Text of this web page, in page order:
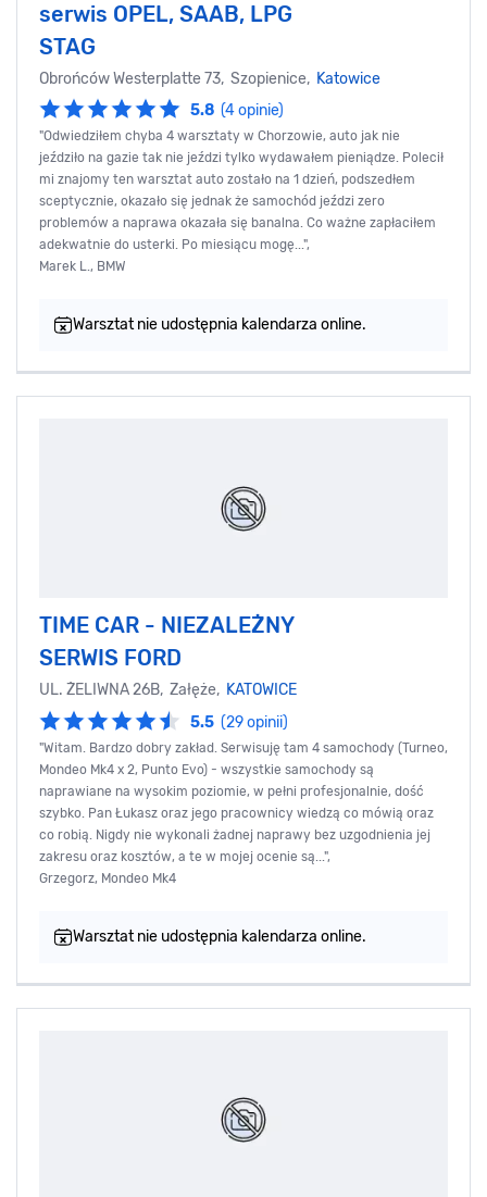
serwis OPEL, SAAB, LPG
STAG
Obrońców Westerplatte 73, Szopienice, Katowice
5.8 (4 opinie)
"Odwiedziłem chyba 4 warsztaty w Chorzowie, auto jak nie
jeździło na gazie tak nie jeździ tylko wydawałem pieniądze. Polecił
mi znajomy ten warsztat auto zostało na 1 dzień, podszedłem
sceptycznie, okazało się jednak że samochód jeździ zero
problemów a naprawa okazała się banalna. Co ważne zapłaciłem
adekwatnie do usterki. Po miesiącu mogę...",
Marek L., BMW
Warsztat nie udostępnia kalendarza online.
TIME CAR - NIEZALEŻNY
SERWIS FORD
UL. ŻELIWNA 26B, Załęże, KATOWICE
5.5 (29 opinii)
"Witam. Bardzo dobry zakład. Serwisuję tam 4 samochody (Turneo,
Mondeo Mk4 x 2, Punto Evo) - wszystkie samochody są
naprawiane na wysokim poziomie, w pełni profesjonalnie, dość
szybko. Pan Łukasz oraz jego pracownicy wiedzą co mówią oraz
co robią. Nigdy nie wykonali żadnej naprawy bez uzgodnienia jej
zakresu oraz kosztów, a te w mojej ocenie są...",
Grzegorz, Mondeo Mk4
Warsztat nie udostępnia kalendarza online.